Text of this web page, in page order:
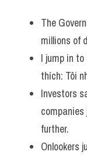
The
millions of
I jump in
thích: Tôi
Investors
further.
Onlookers